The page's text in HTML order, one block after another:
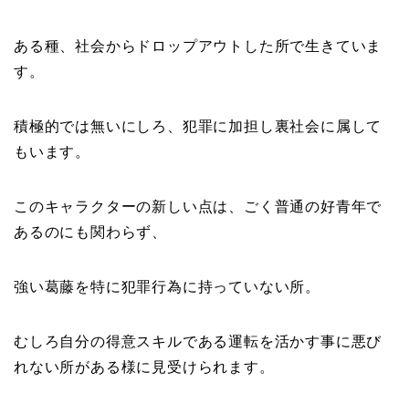
ある種、社会からドロップアウトした所で生きていま
す。
積極的では無いにしろ、犯罪に加担し裏社会に属して
もいます。
このキャラクターの新しい点は、ごく普通の好青年で
あるのにも関わらず、
強い葛藤を特に犯罪行為に持っていない所。
むしろ自分の得意スキルである運転を活かす事に悪び
れない所がある様に見受けられます。